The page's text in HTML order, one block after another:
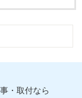
・取付なら